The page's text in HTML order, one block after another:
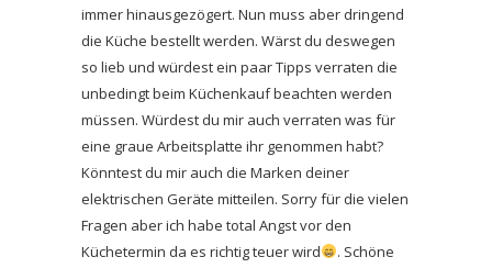
immer hinausgezögert. Nun muss aber dringend
die Küche bestellt werden. Wärst du deswegen
so lieb und würdest ein paar Tipps verraten die
unbedingt beim Küchenkauf beachten werden
müssen. Würdest du mir auch verraten was für
eine graue Arbeitsplatte ihr genommen habt?
Könntest du mir auch die Marken deiner
elektrischen Geräte mitteilen. Sorry für die vielen
Fragen aber ich habe total Angst vor den
Küchetermin da es richtig teuer wird
. Schöne